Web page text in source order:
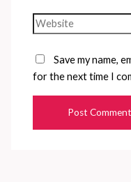
Website
Save my name,
for the next time I